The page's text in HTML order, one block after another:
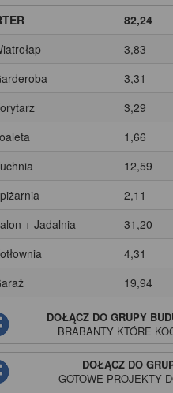
82,24
3,83
3,31
3,29
1,66
12,59
2,11
+ Jadalnia
31,20
4,31
19,94
DOŁĄCZ DO GRUPY
BRABANTYKTÓRE
DOŁĄCZ DO
GOTOWE PROJEKTY